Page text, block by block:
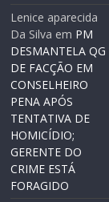
Lenice aparecida
Da Silva em PM
DESMANTELA QG
DE FACÇÃO EM
CONSELHEIRO
PENA APÓS
TENTATIVA DE
HOMICÍDIO;
GERENTE DO
CRIME ESTÁ
FORAGIDO